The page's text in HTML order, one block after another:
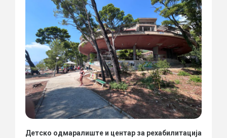
Детско одмаралиште и центар за рехабилитација